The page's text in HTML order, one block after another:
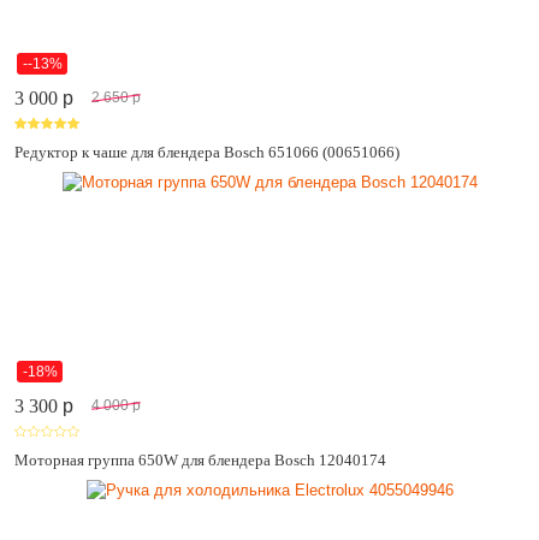
--13%
3 000 p 2 650 p
Редуктор к чаше для блендера Bosch 651066 (00651066)
-18%
3 300 p 4 000 p
Моторная группа 650W для блендера Bosch 12040174